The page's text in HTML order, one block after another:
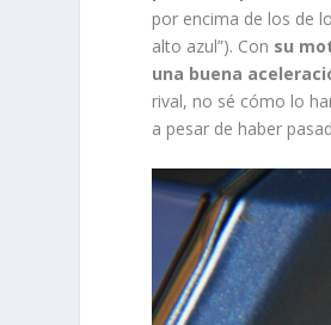
por encima de los de
alto azul”). Con su
una buena
rival, no sé cómo lo
a pesar de haber